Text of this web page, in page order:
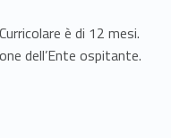
è di 12 mesi.
dell’Ente ospitante.